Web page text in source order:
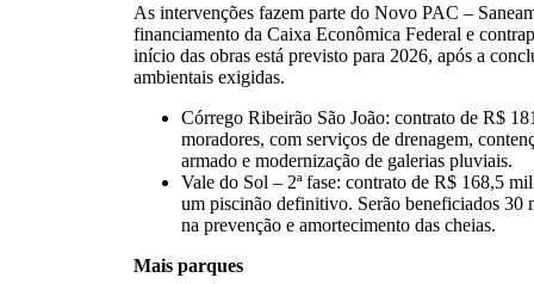
As intervenções fazem parte do Novo PAC –
financiamento da Caixa Econômica Federal e
início das obras está previsto para 2026, após a
ambientais exigidas.
Córrego Ribeirão São João: contrato de R$
moradores, com serviços de drenagem,
armado e modernização de galerias pluviais.
Vale do Sol – 2ª fase: contrato de R$ 168,5
um piscinão definitivo. Serão beneficiados 30
na prevenção e amortecimento das cheias.
Mais parques